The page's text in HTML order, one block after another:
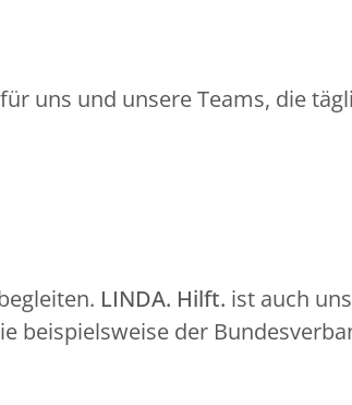
uns und unsere Teams, die
LINDA. Hilft. ist auch
beispielsweise der